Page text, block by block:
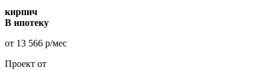
кирпич
В ипотеку
от 13 566 р/мес
Проект от